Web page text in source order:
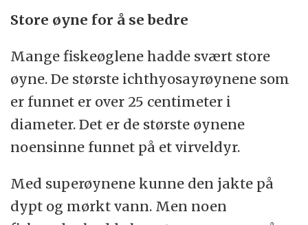
Store øyne for å se bedre
Mange fiskeøglene hadde svært store
øyne. De største ichthyosayrøynene som
er funnet er over 25 centimeter i
diameter. Det er de største øynene
noensinne funnet på et virveldyr.
Med superøynene kunne den jakte på
dypt og mørkt vann. Men noen